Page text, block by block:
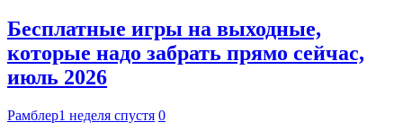
Бесплатные игры на выходные,
которые надо забрать прямо сейчас,
июль 2026
Рамблер1 неделя спустя 0